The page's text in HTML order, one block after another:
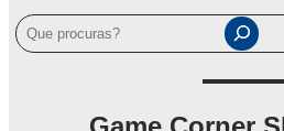
P
e